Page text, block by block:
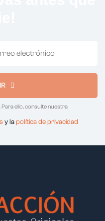
ello, consulte nuestra
y lapolítica de privacidad